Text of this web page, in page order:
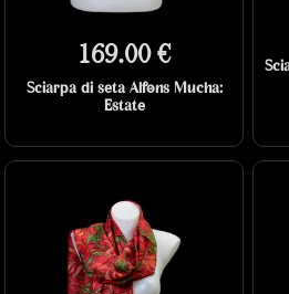
169.00 €
Sciarpa di seta Alfons Mucha:
Estate